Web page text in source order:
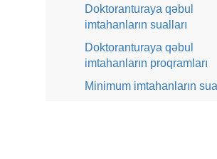
Doktoranturaya qəbul
imtahanların sualları
Doktoranturaya qəbul
imtahanların proqramları
Minimum imtahanların